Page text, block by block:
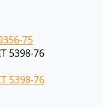
75
5398-76
5398-76